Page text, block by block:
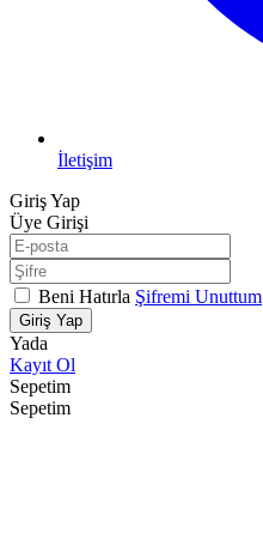
İletişim
Giriş Yap
Üye Girişi
Beni Hatırla Şifremi Unuttum
Giriş Yap
Yada
Kayıt Ol
Sepetim
Sepetim